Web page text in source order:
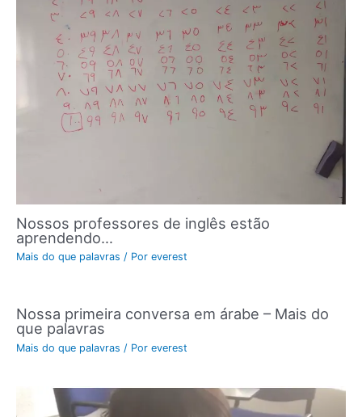
Nossos professores de inglês estão
aprendendo…
Mais do que palavras / Por everest
Nossa primeira conversa em árabe – Mais do
que palavras
Mais do que palavras / Por everest